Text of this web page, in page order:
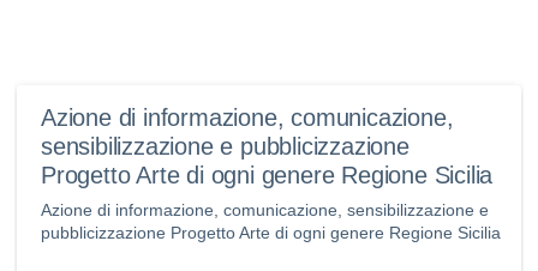
Azione di informazione, comunicazione,
sensibilizzazione e pubblicizzazione
Progetto Arte di ogni genere Regione Sicilia
Azione di informazione, comunicazione, sensibilizzazione e
pubblicizzazione Progetto Arte di ogni genere Regione Sicilia